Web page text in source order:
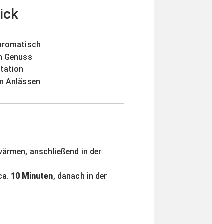
Genuss
Anlässen
anschließend in der
10 Minuten, danach in der